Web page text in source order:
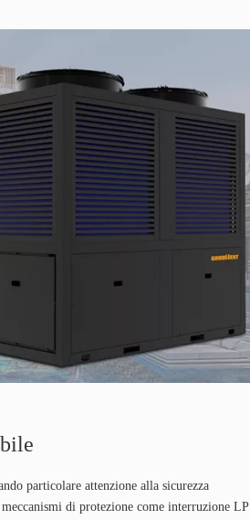
particolare attenzione alla sicurezza
di protezione come interruzione LP